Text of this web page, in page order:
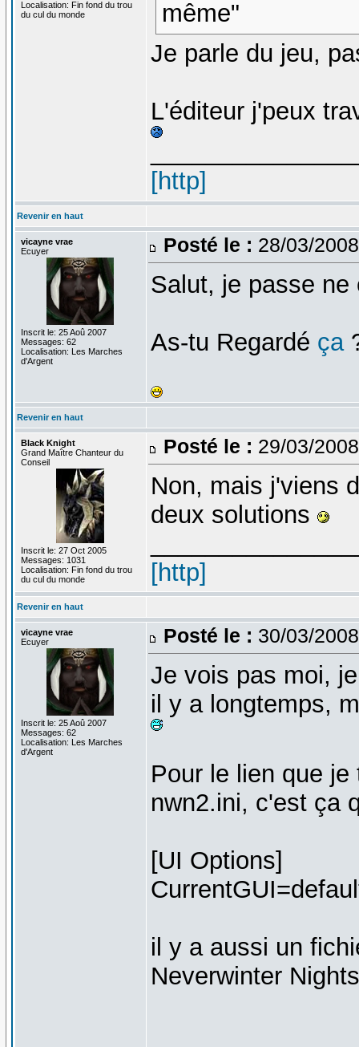
Localisation: Fin fond du trou
du cul du monde
même"
Je parle du jeu,
L'éditeur j'peux
[http]
Revenir en haut
vicayne vrae
Ecuyer
Inscrit le: 25 Aoû 2007
Messages: 62
Localisation: Les Marches
d'Argent
Posté le : 28/03/
Salut, je passe
As-tu Regardé ça
Revenir en haut
Black Knight
Grand Maître Chanteur du
Conseil
Inscrit le: 27 Oct 2005
Messages: 1031
Localisation: Fin fond du trou
du cul du monde
Posté le : 29/03/
Non, mais j'viens
deux solutions
[http]
Revenir en haut
vicayne vrae
Ecuyer
Inscrit le: 25 Aoû 2007
Messages: 62
Localisation: Les Marches
d'Argent
Posté le : 30/03/
Je vois pas moi,
il y a longtemps,
Pour le lien que
nwn2.ini, c'est ça
[UI Options]
il y a aussi un
Neverwinter